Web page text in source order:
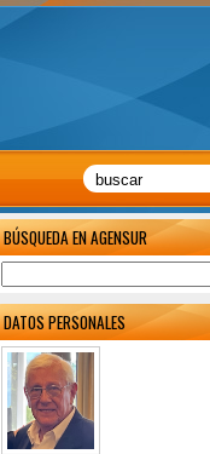
BÚSQUEDA EN AGENSUR
DATOS PERSONALES